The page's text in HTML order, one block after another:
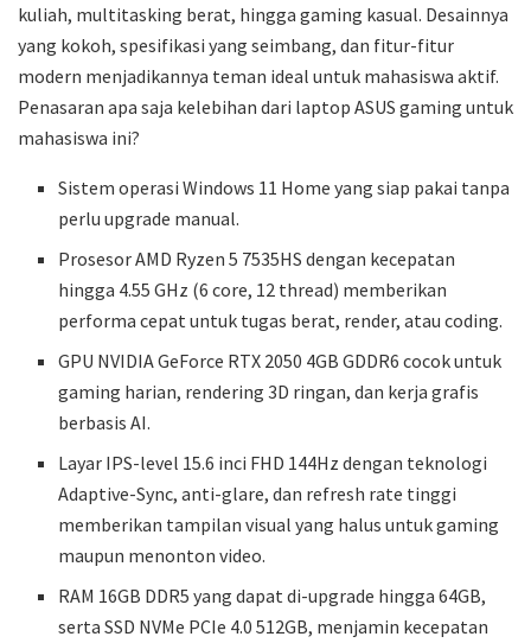
kuliah, multitasking berat, hingga gaming kasual. Desainnya
yang kokoh, spesifikasi yang seimbang, dan fitur-fitur
modern menjadikannya teman ideal untuk mahasiswa aktif.
Penasaran apa saja kelebihan dari laptop ASUS gaming untuk
mahasiswa ini?
Sistem operasi Windows 11 Home yang siap pakai tanpa
perlu upgrade manual.
Prosesor AMD Ryzen 5 7535HS dengan kecepatan
hingga 4.55 GHz (6 core, 12 thread) memberikan
performa cepat untuk tugas berat, render, atau coding.
GPU NVIDIA GeForce RTX 2050 4GB GDDR6 cocok untuk
gaming harian, rendering 3D ringan, dan kerja grafis
berbasis AI.
Layar IPS-level 15.6 inci FHD 144Hz dengan teknologi
Adaptive-Sync, anti-glare, dan refresh rate tinggi
memberikan tampilan visual yang halus untuk gaming
maupun menonton video.
RAM 16GB DDR5 yang dapat di-upgrade hingga 64GB,
serta SSD NVMe PCIe 4.0 512GB, menjamin kecepatan